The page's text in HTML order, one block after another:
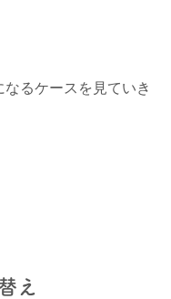
るケースを見ていき
え